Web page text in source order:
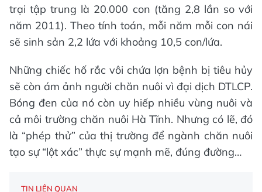
trại tập trung là 20.000 con (tăng 2,8 lần so với
năm 2011). Theo tính toán, mỗi năm mỗi con nái
sẽ sinh sản 2,2 lứa với khoảng 10,5 con/lứa.
Những chiếc hố rắc vôi chứa lợn bệnh bị tiêu hủy
sẽ còn ám ảnh người chăn nuôi vì đại dịch DTLCP.
Bóng đen của nó còn uy hiếp nhiều vùng nuôi và
cả môi trường chăn nuôi Hà Tĩnh. Nhưng có lẽ, đó
là “phép thử” của thị trường để ngành chăn nuôi
tạo sự “lột xác” thực sự mạnh mẽ, đúng đường…
TIN LIÊN QUAN